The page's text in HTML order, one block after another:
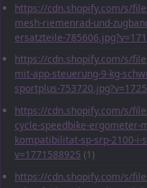
https://cdn.shopify.com/s/
mesh-riemenrad-und-
ersatzteile-
https://cdn.shopify.com/s/
mit-app-steuerung-9-kg-
sportplus-
https://cdn.shopify.com/s/
cycle-speedbike-ergometer-
kompatibilitat-sp-srp-2100-i-
v=1771588925 (1)
https://cdn.shopify.com/s/